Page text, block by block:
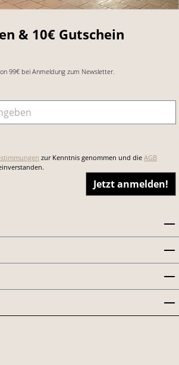
& 10€ Gutschein
99€ bei Anmeldung zum Newsletter.
zur Kenntnis genommen und die AGB
Jetzt anmelden!